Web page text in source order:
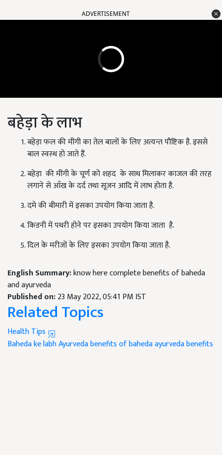
ADVERTISEMENT
बहेड़ा के लाभ
बहेड़ा फल की मींगी का तेल बालों के लिए अत्यन्त पौष्टिक है. इससे
बाल स्वस्थ हो जाते हैं.
बहेड़ा की मींगी के चूर्ण को शहद के साथ मिलाकर काजल की तरह
लगाने से आँख के दर्द तथा सूजन आदि में लाभ होता है.
दमे की बीमारी में इसका उपयोग किया जाता है.
किडनी में पथरी होने पर इसका उपयोग किया जाता है.
दिल के मरीजों के लिए इसका उपयोग किया जाता है.
English Summary:know here complete benefits of baheda
and ayurveda
Published on:23 May 2022, 05:41 PM IST
Related Topics
Health Tips
Baheda ke labhAyurvedabenefits of bahedaayurveda benefits